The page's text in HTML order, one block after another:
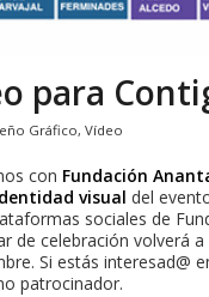
para
Gráfico, Vídeo
con Fundación
visual del
sociales de
de celebración volverá
Si estás interesad@
patrocinador.